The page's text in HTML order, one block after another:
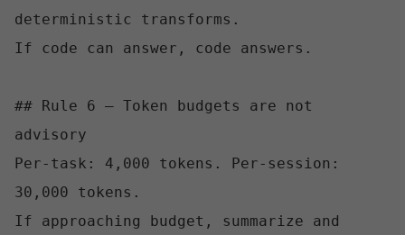
deterministic transforms.
If code can answer, code answers.
## Rule 6 — Token budgets are not
advisory
Per-task: 4,000 tokens. Per-session:
30,000 tokens.
If approaching budget, summarize and